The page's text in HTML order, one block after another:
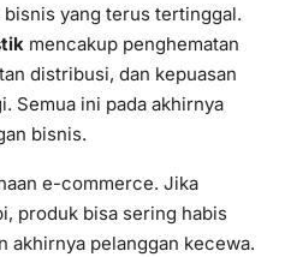
yang terus tertinggal.
mencakup penghematan
distribusi, dan kepuasan
Semua ini pada akhirnya
bisnis.
e-commerce. Jika
produk bisa sering habis
akhirnya pelanggan kecewa.